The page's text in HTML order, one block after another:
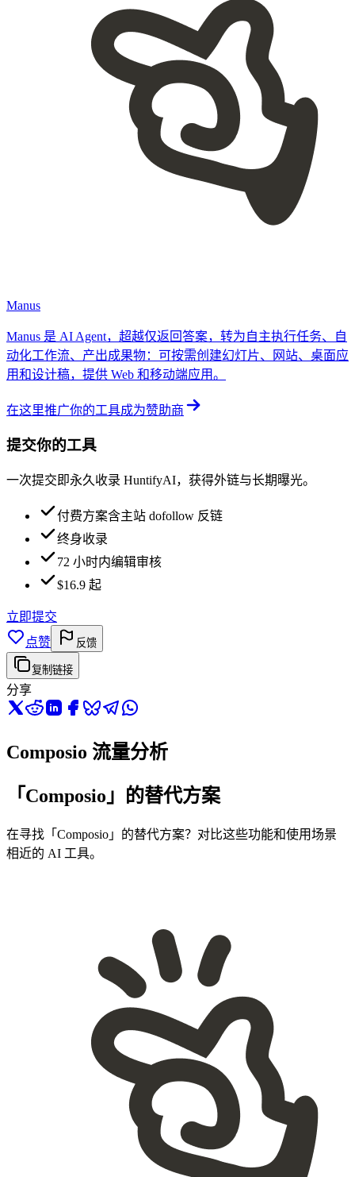
Manus
Manus 是 AI Agent，超越仅返回答案，转为自主执行任务、自
动化工作流、产出成果物：可按需创建幻灯片、网站、桌面应
用和设计稿，提供 Web 和移动端应用。
在这里推广你的工具成为赞助商
提交你的工具
一次提交即永久收录 HuntifyAI，获得外链与长期曝光。
付费方案含主站 dofollow 反链
终身收录
72 小时内编辑审核
$16.9 起
立即提交
点赞
反馈
复制链接
分享
Composio 流量分析
「Composio」的替代方案
在寻找「Composio」的替代方案？对比这些功能和使用场景
相近的 AI 工具。